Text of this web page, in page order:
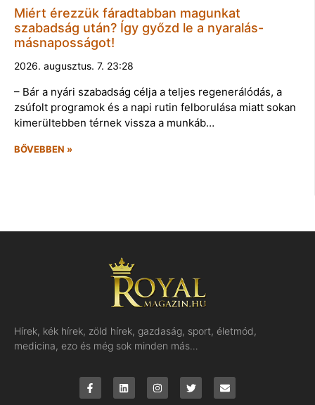
Miért érezzük fáradtabban magunkat
szabadság után? Így győzd le a nyaralás-
másnaposságot!
2026. augusztus. 7. 23:28
– Bár a nyári szabadság célja a teljes regenerálódás, a
zsúfolt programok és a napi rutin felborulása miatt sokan
kimerültebben térnek vissza a munkáb…
BŐVEBBEN »
Hírek, kék hírek, zöld hírek, gazdaság, sport, életmód,
medicina, ezo és még sok minden más…